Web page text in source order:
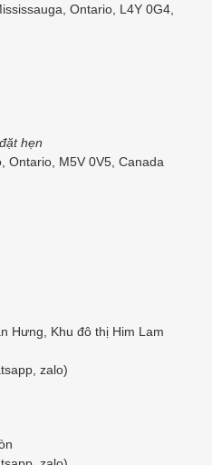
Ontario, L4Y 0G4,
hẹn
Ontario, M5V 0V5, Canada
Hưng, Khu đô thị Him Lam
zalo)